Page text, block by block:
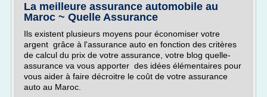
La meilleure assurance automobile au
Maroc ~ Quelle Assurance
Ils existent plusieurs moyens pour économiser votre
argent grâce à l'assurance auto en fonction des critères
de calcul du prix de votre assurance, votre blog quelle-
assurance va vous apporter des idées élémentaires pour
vous aider à faire décroitre le coût de votre assurance
auto au Maroc.